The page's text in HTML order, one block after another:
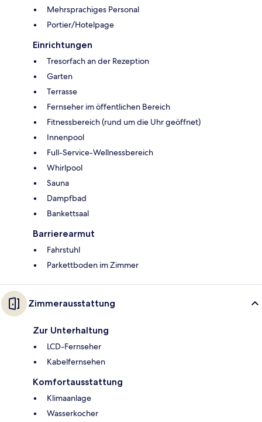
Mehrsprachiges Personal
Portier/Hotelpage
Einrichtungen
Tresorfach an der Rezeption
Garten
Terrasse
Fernseher im öffentlichen Bereich
Fitnessbereich (rund um die Uhr geöffnet)
Innenpool
Full-Service-Wellnessbereich
Whirlpool
Sauna
Dampfbad
Bankettsaal
Barrierearmut
Fahrstuhl
Parkettboden im Zimmer
Zimmerausstattung
Zur Unterhaltung
LCD-Fernseher
Kabelfernsehen
Komfortausstattung
Klimaanlage
Wasserkocher